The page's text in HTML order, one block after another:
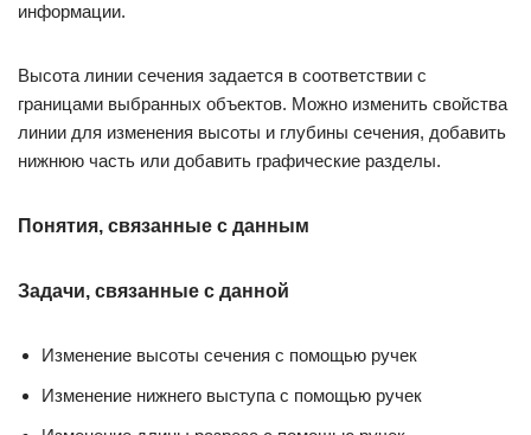
информации.
Высота линии сечения задается в соответствии с
границами выбранных объектов. Можно изменить свойства
линии для изменения высоты и глубины сечения, добавить
нижнюю часть или добавить графические разделы.
Понятия, связанные с данным
Задачи, связанные с данной
Изменение высоты сечения с помощью ручек
Изменение нижнего выступа с помощью ручек